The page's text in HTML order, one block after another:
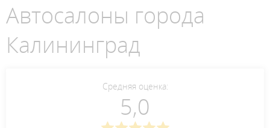
Автосалоны города
Калининград
Средняя оценка:
5,0